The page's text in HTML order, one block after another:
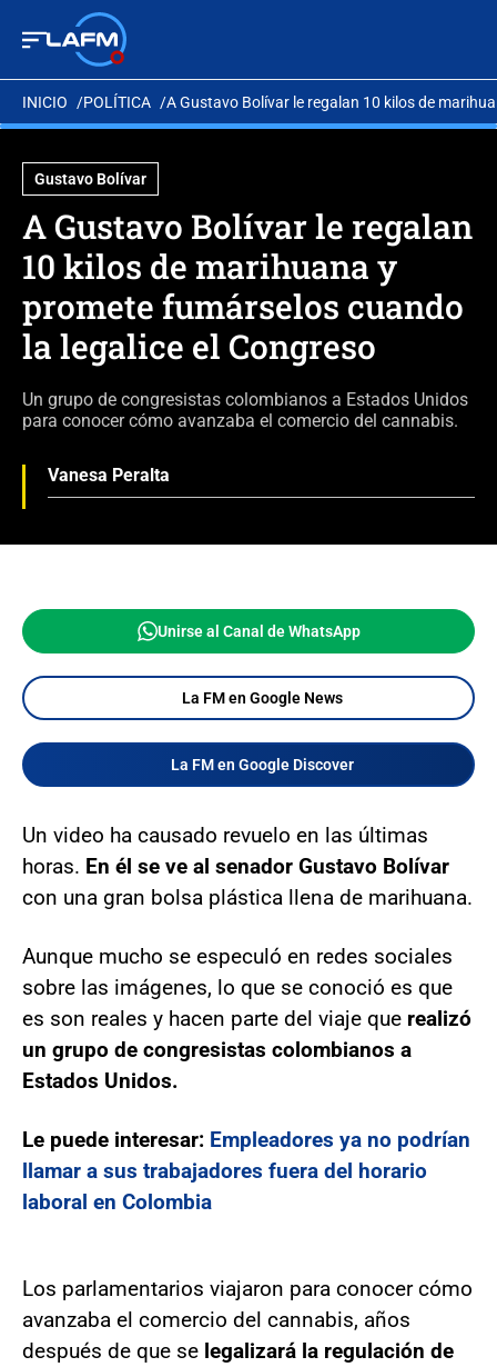
INICIO POLÍTICA A Gustavo Bolívar le regalan 10 kilos de
Gustavo Bolívar
A Gustavo Bolívar le regalan
10 kilos de marihuana y
promete fumárselos cuando
la legalice el Congreso
Un grupo de congresistas colombianos a Estados Unidos
para conocer cómo avanzaba el comercio del cannabis.
Vanesa Peralta
Unirse al Canal de WhatsApp
La FM en Google News
La FM en Google Discover
Un video ha causado revuelo en las últimas
horas. En él se ve al senador Gustavo Bolívar
con una gran bolsa plástica llena de marihuana.
Aunque mucho se especuló en redes sociales
sobre las imágenes, lo que se conoció es que
es son reales y hacen parte del viaje que realizó
un grupo de congresistas colombianos a
Estados Unidos.
Le puede interesar: Empleadores ya no podrían
llamar a sus trabajadores fuera del horario
laboral en Colombia
Los parlamentarios viajaron para conocer cómo
avanzaba el comercio del cannabis, años
después de que se legalizará la regulación de